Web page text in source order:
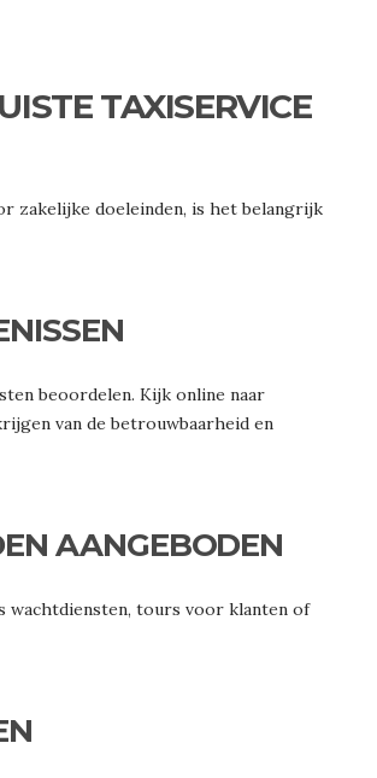
TAXISERVICE
zakelijke doeleinden, is het belangrijk
beoordelen. Kijk online naar
van de betrouwbaarheid en
AANGEBODEN
wachtdiensten, tours voor klanten of